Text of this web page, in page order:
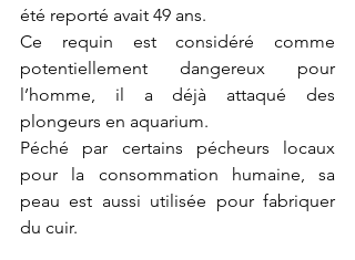
été reporté avait 49 ans.
Ce requin est considéré comme
potentiellement dangereux pour
l’homme, il a déjà attaqué des
plongeurs en aquarium.
Péché par certains pécheurs locaux
pour la consommation humaine, sa
peau est aussi utilisée pour fabriquer
du cuir.